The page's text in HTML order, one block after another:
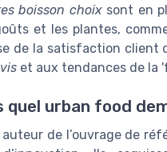
boisson choixsont en
et les plantes,
de la satisfaction client
et aux tendances de la
quel urban food
de l’ouvrage de